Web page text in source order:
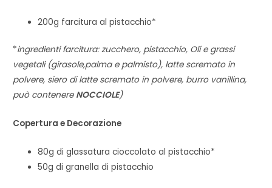
200g farcitura al pistacchio*
*ingredienti farcitura: zucchero, pistacchio, Oli e grassi
vegetali (girasole,palma e palmisto), latte scremato in
polvere, siero di latte scremato in polvere, burro vanillina,
può contenere NOCCIOLE)
Copertura e Decorazione
80g di glassatura cioccolato al pistacchio*
50g di granella di pistacchio